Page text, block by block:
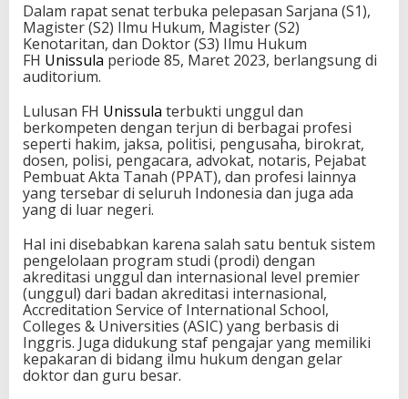
Dalam rapat senat terbuka pelepasan Sarjana (S1),
Magister (S2) Ilmu Hukum, Magister (S2)
Kenotaritan, dan Doktor (S3) Ilmu Hukum
FH Unissula periode 85, Maret 2023, berlangsung di
auditorium.
Lulusan FH Unissula terbukti unggul dan
berkompeten dengan terjun di berbagai profesi
seperti hakim, jaksa, politisi, pengusaha, birokrat,
dosen, polisi, pengacara, advokat, notaris, Pejabat
Pembuat Akta Tanah (PPAT), dan profesi lainnya
yang tersebar di seluruh Indonesia dan juga ada
yang di luar negeri.
Hal ini disebabkan karena salah satu bentuk sistem
pengelolaan program studi (prodi) dengan
akreditasi unggul dan internasional level premier
(unggul) dari badan akreditasi internasional,
Accreditation Service of International School,
Colleges & Universities (ASIC) yang berbasis di
Inggris. Juga didukung staf pengajar yang memiliki
kepakaran di bidang ilmu hukum dengan gelar
doktor dan guru besar.